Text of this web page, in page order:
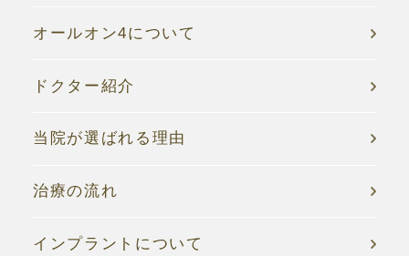
ドクター紹介
インプラントについて
オールオン4について
当院が選ばれる理由
治療の流れ